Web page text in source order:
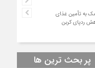
به تأمین غذای
ردپای کربن
پر بحث ترین ها